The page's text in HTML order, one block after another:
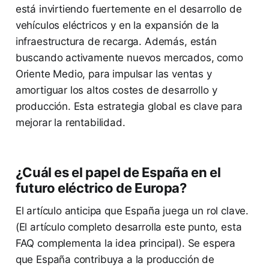
está invirtiendo fuertemente en el desarrollo de
vehículos eléctricos y en la expansión de la
infraestructura de recarga. Además, están
buscando activamente nuevos mercados, como
Oriente Medio, para impulsar las ventas y
amortiguar los altos costes de desarrollo y
producción. Esta estrategia global es clave para
mejorar la rentabilidad.
¿Cuál es el papel de España en el
futuro eléctrico de Europa?
El artículo anticipa que España juega un rol clave.
(El artículo completo desarrolla este punto, esta
FAQ complementa la idea principal). Se espera
que España contribuya a la producción de